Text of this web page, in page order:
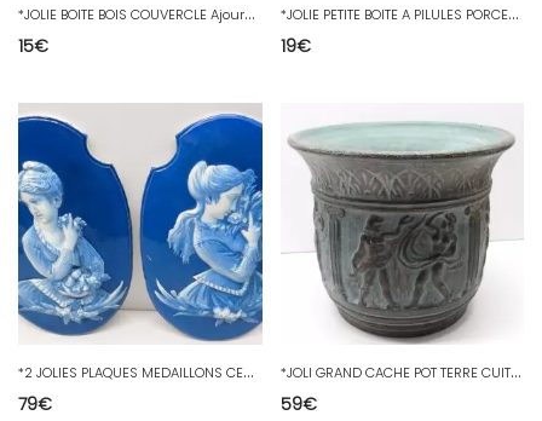
*
JOLIE BOITE BOIS COUVERCLE Ajouré DIFFUSEUR PARFUM ENCENS marquée INDIA XXe D
15€
*
JOLIE PETITE BOITE A PILULES PORCELAINE forme BANQUETTE COLLECTION VITRINE D
19€
*
2 JOLIES PLAQUES MEDAILLONS CERAMIQUE 2 JEUNES FEMMES avec BOUQUETS déco
79€
*
JOLI GRAND CACHE POT TERRE CUITE PATINE VERTE décor style GREC terracotta D
59€